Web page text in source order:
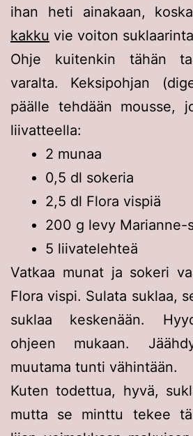
ihan heti ainakaan,
kakku vie voiton
Ohje kuitenkin tähän
varalta. Keksipohjan
päälle tehdään mousse,
liivatteella:
2 munaa
0,5 dl sokeria
2,5 dl Flora vispiä
200 g levy Marianne-
5 liivatelehteä
Vatkaa munat ja sokeri
Flora vispi. Sulata suklaa,
suklaa keskenään.
ohjeen mukaan.
muutama tunti vähintään.
Kuten todettua, hyvä,
mutta se minttu tekee